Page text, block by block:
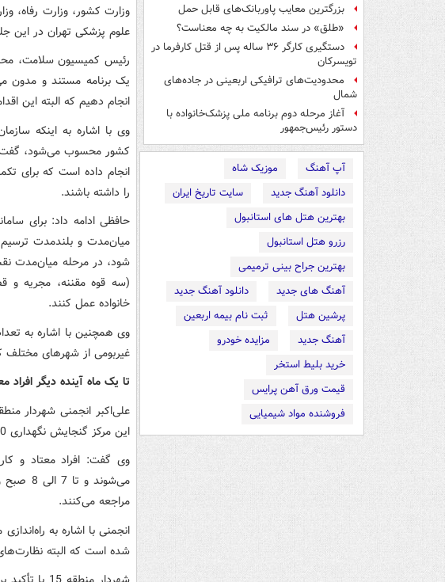
بزرگترین معایب پاوربانک‌های قابل حمل
«طلق» در سند مالکیت به چه معناست؟
دستگیری کارگر ۳۶ ساله پس از قتل کارفرما در
تویسرکان
محدودیت‌های ترافیکی اربعینی در جاده‌های
شمال‌
آغاز مرحله دوم برنامه ملی پزشک‌خانواده با
دستور رئیس‌جمهور
آپ آهنگ
موزیک شاه
دانلود آهنگ جدید
سایت تاریخ ایران
بهترین هتل های استانبول
رزرو هتل استانبول
بهترین جراح بینی ترمیمی
آهنگ های جدید
دانلود آهنگ جدید
پرشین هتل
ثبت نام بیمه اربعین
آهنگ جدید
مزایده خودرو
خرید بلیط استخر
قیمت ورق آهن پرایس
فروشنده مواد شیمیایی
وزارت کشور، وزارت رفاه،
علوم پزشکی تهران در
رئیس کمیسیون سلامت،
یک برنامه مستند و مدون
انجام دهیم که البته این
وی با اشاره به اینکه
کشور محسوب می‌شود، گفت:
انجام داده است که برای
را داشته باشند.
میان‌مدت و بلندمدت ترسیم
شود، در مرحله میان‌مدت
(سه قوه مقننه، مجریه و
خانواده عمل کنند.
غیربومی از شهرهای مختلف
تا یک ماه آینده دیگر افراد
این مرکز گنجایش نگهداری 400 نفر از معتادان و کارتن‌خواب‌ها را دارد.
مراجعه می‌کنند.
شده است که البته